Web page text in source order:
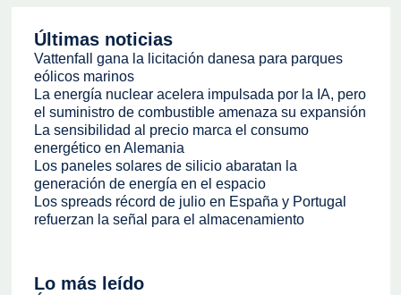
Últimas noticias
Vattenfall gana la licitación danesa para parques
eólicos marinos
La energía nuclear acelera impulsada por la IA, pero
el suministro de combustible amenaza su expansión
La sensibilidad al precio marca el consumo
energético en Alemania
Los paneles solares de silicio abaratan la
generación de energía en el espacio
Los spreads récord de julio en España y Portugal
refuerzan la señal para el almacenamiento
Lo más leído